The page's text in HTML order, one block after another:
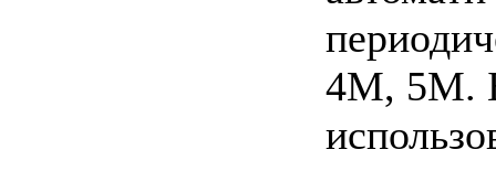
4M, 5М.